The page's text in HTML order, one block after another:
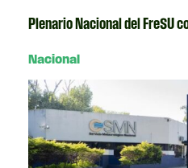
Plenario Nacional del FreSU
Nacional